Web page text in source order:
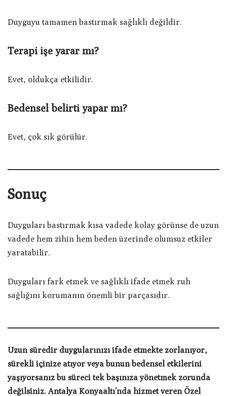
Duyguyu tamamen bastırmak sağlıklı değildir.
Terapi işe yarar mı?
Evet, oldukça etkilidir.
Bedensel belirti yapar mı?
Evet, çok sık görülür.
Sonuç
Duyguları bastırmak kısa vadede kolay görünse de uzun
vadede hem zihin hem beden üzerinde olumsuz etkiler
yaratabilir.
Duyguları fark etmek ve sağlıklı ifade etmek ruh
sağlığını korumanın önemli bir parçasıdır.
Uzun süredir duygularınızı ifade etmekte zorlanıyor,
sürekli içinize atıyor veya bunun bedensel etkilerini
yaşıyorsanız bu süreci tek başınıza yönetmek zorunda
değilsiniz. Antalya Konyaaltı’nda hizmet veren Özel